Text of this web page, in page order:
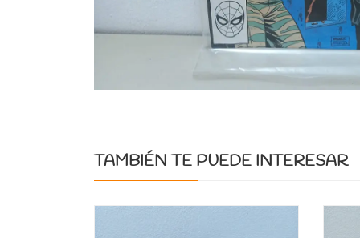
TAMBIÉN TE PUEDE INTERESAR